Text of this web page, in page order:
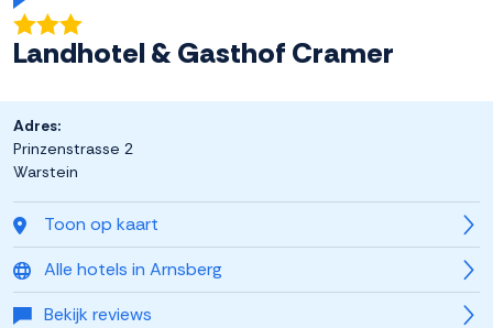
Landhotel & Gasthof Cramer
Toon op kaart
Alle hotels in Arnsberg
Bekijk reviews
Adres:
Prinzenstrasse 2
Warstein